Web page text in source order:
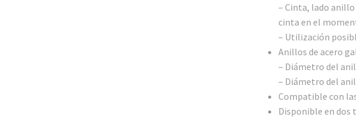
– Cinta, lado
cinta en el
– Utilización
Anillos de acero
– Diámetro del
– Diámetro del
Compatible con
Disponible en dos